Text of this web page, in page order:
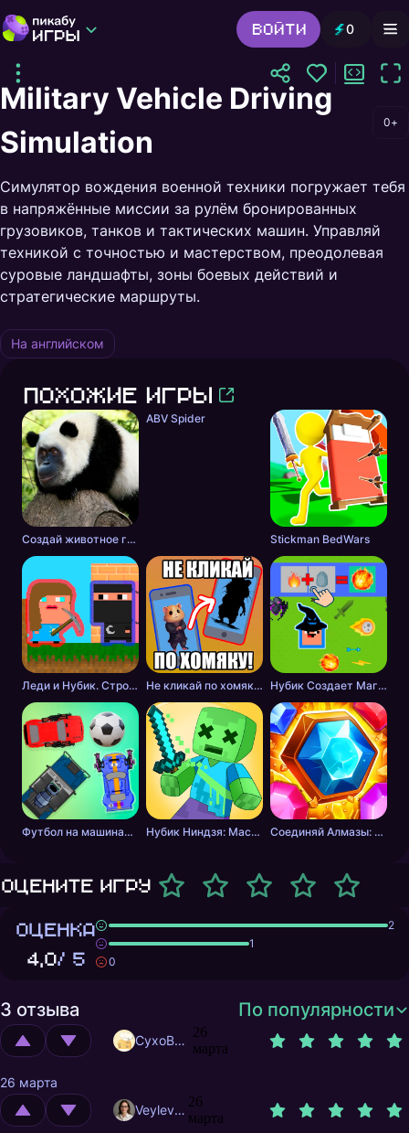
Войти 0
Выбор редакции
Шутер
Головоломки Гонки
Играть
Оставаясь на сайте, вы соглашаетесь с условиями использования
Military Vehicle Driving
Simulation
0+
Симулятор вождения военной техники погружает тебя
в напряжённые миссии за рулём бронированных
грузовиков, танков и тактических машин. Управляй
техникой с точностью и мастерством, преодолевая
суровые ландшафты, зоны боевых действий и
стратегические маршруты.
На английском
Похожие игры
Создай животное головоломка
ABV Spider
Stickman BedWars
Леди и Нубик. Строить и копать Не кликай по хомяку! Нубик Создает Магию
Футбол на машинах с оружием Нубик Ниндзя: Мастер Меча Соединяй Алмазы: Дойди до 10
Оцените игру
ОЦЕНКА
4,0/ 5
2
1
0
3 отзыва По популярности
CyxoB666
26
марта
26 марта
Veylevas
26
марта